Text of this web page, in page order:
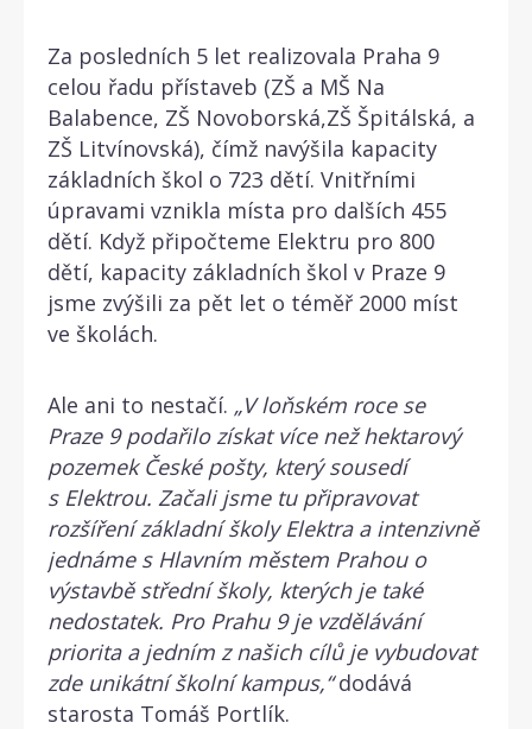
Za posledních 5 let realizovala Praha 9
celou řadu přístaveb (ZŠ a MŠ Na
Balabence, ZŠ Novoborská,ZŠ Špitálská, a
ZŠ Litvínovská), čímž navýšila kapacity
základních škol o 723 dětí. Vnitřními
úpravami vznikla místa pro dalších 455
dětí. Když připočteme Elektru pro 800
dětí, kapacity základních škol v Praze 9
jsme zvýšili za pět let o téměř 2000 míst
ve školách.
Ale ani to nestačí. „V loňském roce se
Praze 9 podařilo získat více než hektarový
pozemek České pošty, který sousedí
s Elektrou. Začali jsme tu připravovat
rozšíření základní školy Elektra a intenzivně
jednáme s Hlavním městem Prahou o
výstavbě střední školy, kterých je také
nedostatek. Pro Prahu 9 je vzdělávání
priorita a jedním z našich cílů je vybudovat
zde unikátní školní kampus,“dodává
starosta Tomáš Portlík.